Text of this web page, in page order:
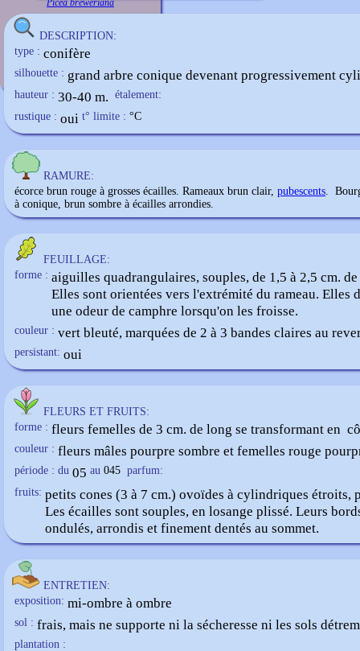
Picea breweriana
DESCRIPTION:
type : conifère
silhouette : grand arbre conique devenant progressivement
hauteur : 30-40 m. étalement:
rustique : oui t° limite : °C
RAMURE:
écorce brun rouge à grosses écailles. Rameaux brun clair, pubescents.
à conique, brun sombre à écailles arrondies.
FEUILLAGE:
forme : aiguilles quadrangulaires, souples, de 1,5 à 2,5 cm.
Elles sont orientées vers l'extrémité du rameau. Elles
une odeur de camphre lorsqu'on les froisse.
couleur : vert bleuté, marquées de 2 à 3 bandes claires au
persistant: oui
FLEURS ET FRUITS:
forme : fleurs femelles de 3 cm. de long se transformant en
couleur : fleurs mâles pourpre sombre et femelles rouge
période : du 05 au 045 parfum:
fruits: petits cones (3 à 7 cm.) ovoïdes à cylindriques étroits,
Les écailles sont souples, en losange plissé. Leurs
ondulés, arrondis et finement dentés au sommet.
ENTRETIEN:
exposition: mi-ombre à ombre
sol : frais, mais ne supporte ni la sécheresse ni les sols
plantation :